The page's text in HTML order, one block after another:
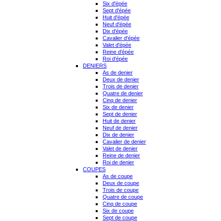
Six d'épée
Sept d'épée
Huit d'épée
Neuf d'épée
Dix d'épée
Cavalier d'épée
Valet d'épée
Reine d'épée
Roi d'épée
DENIERS
As de denier
Deux de denier
Trois de denier
Quatre de denier
Cinq de denier
Six de denier
Sept de denier
Huit de denier
Neuf de denier
Dix de denier
Cavalier de denier
Valet de denier
Reine de denier
Roi de denier
COUPES
As de coupe
Deux de coupe
Trois de coupe
Quatre de coupe
Cinq de coupe
Six de coupe
Sept de coupe